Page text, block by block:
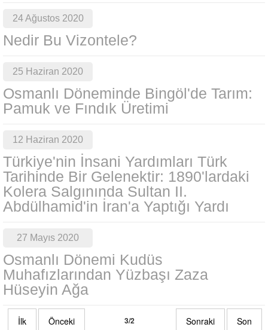
24 Ağustos 2020
Nedir Bu Vizontele?
25 Haziran 2020
Osmanlı Döneminde Bingöl'de Tarım:
Pamuk ve Fındık Üretimi
12 Haziran 2020
Türkiye'nin İnsani Yardımları Türk
Tarihinde Bir Gelenektir: 1890'lardaki
Kolera Salgınında Sultan II.
Abdülhamid'in İran'a Yaptığı Yardı
27 Mayıs 2020
Osmanlı Dönemi Kudüs
Muhafızlarından Yüzbaşı Zaza
Hüseyin Ağa
İlk Önceki 3/2 Sonraki Son